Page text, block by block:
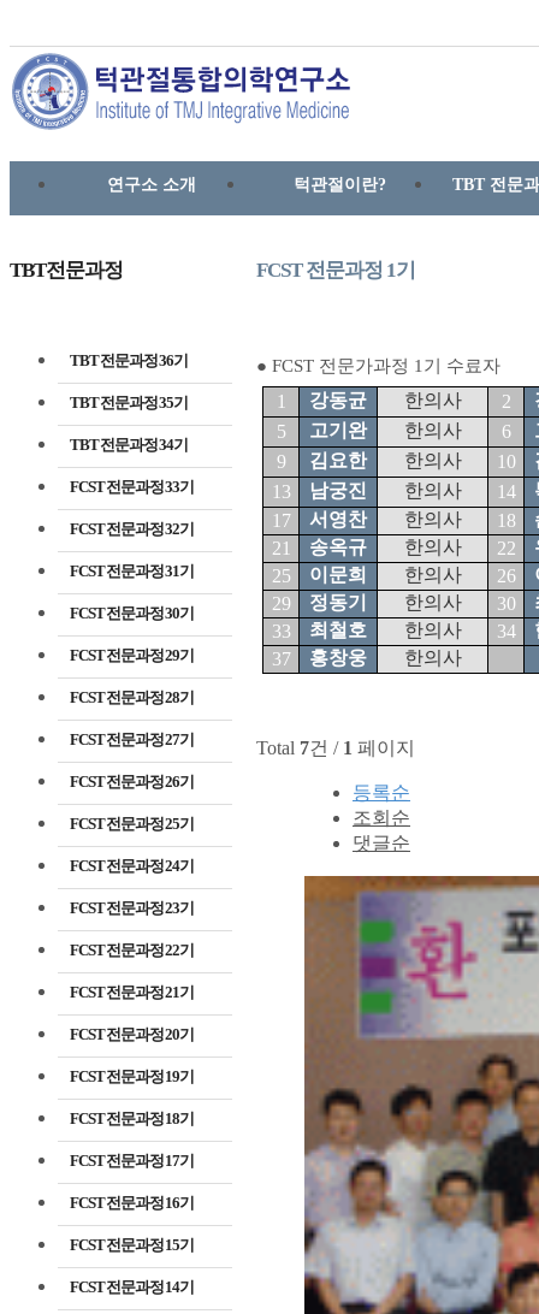
연구소 소개 턱관절이란? TBT 전문
TBT전문과정
TBT 전문과정 36기
TBT 전문과정 35기
TBT 전문과정 34기
FCST 전문과정 33기
FCST 전문과정 32기
FCST 전문과정 31기
FCST 전문과정 30기
FCST 전문과정 29기
FCST 전문과정 28기
FCST 전문과정 27기
FCST 전문과정 26기
FCST 전문과정 25기
FCST 전문과정 24기
FCST 전문과정 23기
FCST 전문과정 22기
FCST 전문과정 21기
FCST 전문과정 20기
FCST 전문과정 19기
FCST 전문과정 18기
FCST 전문과정 17기
FCST 전문과정 16기
FCST 전문과정 15기
FCST 전문과정 14기
FCST 전문과정 1기
● FCST 전문가과정 1기 수료자
1 강동균 한의사 2
5
고기완 한의사 6
9
김요한 한의사 10
13
남궁진 한의사 14
17
서영찬 한의사 18
21
송옥규 한의사 22
25
이문희 한의사 26
29
정동기 한의사 30
33
최철호 한의사 34
37
홍창웅 한의사
Total 7건 / 1 페이지
등록순
조회순
댓글순